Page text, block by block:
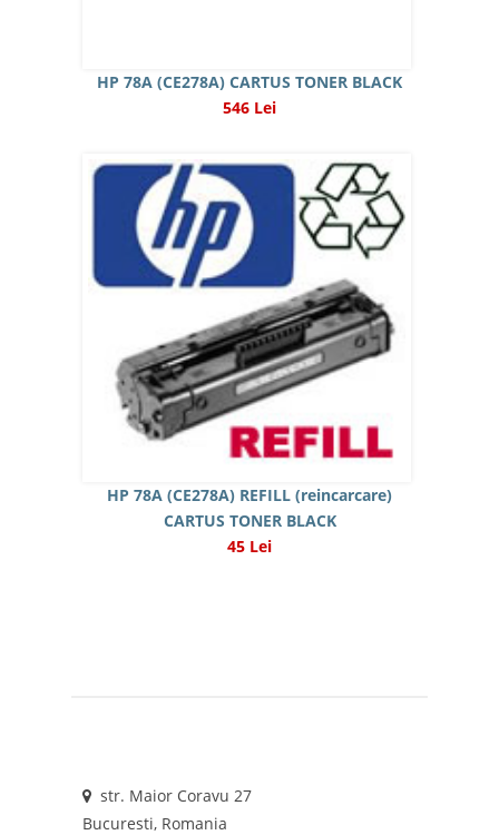
HP 78A (CE278A) CARTUS TONER BLACK
546 Lei
HP 78A (CE278A) REFILL (reincarcare)
CARTUS TONER BLACK
45 Lei
str. Maior Coravu 27
Bucuresti, Romania